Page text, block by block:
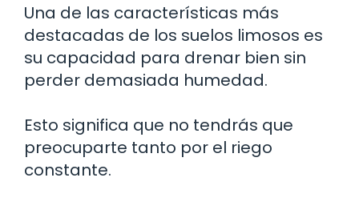
Una de las características más
destacadas de los suelos limosos es
su capacidad para drenar bien sin
perder demasiada humedad.
Esto significa que no tendrás que
preocuparte tanto por el riego
constante.